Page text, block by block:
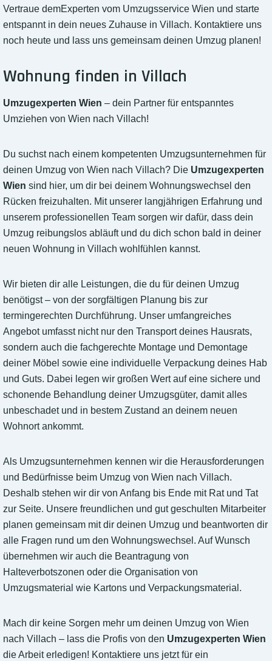
Vertraue demExperten vom Umzugsservice Wien und starte
entspannt in dein neues Zuhause in Villach. Kontaktiere uns
noch heute und lass uns gemeinsam deinen Umzug planen!
Wohnung finden in Villach
Umzugexperten Wien – dein Partner für entspanntes
Umziehen von Wien nach Villach!
Du suchst nach einem kompetenten Umzugsunternehmen für
deinen Umzug von Wien nach Villach? Die Umzugexperten
Wien sind hier, um dir bei deinem Wohnungswechsel den
Rücken freizuhalten. Mit unserer langjährigen Erfahrung und
unserem professionellen Team sorgen wir dafür, dass dein
Umzug reibungslos abläuft und du dich schon bald in deiner
neuen Wohnung in Villach wohlfühlen kannst.
Wir bieten dir alle Leistungen, die du für deinen Umzug
benötigst – von der sorgfältigen Planung bis zur
termingerechten Durchführung. Unser umfangreiches
Angebot umfasst nicht nur den Transport deines Hausrats,
sondern auch die fachgerechte Montage und Demontage
deiner Möbel sowie eine individuelle Verpackung deines Hab
und Guts. Dabei legen wir großen Wert auf eine sichere und
schonende Behandlung deiner Umzugsgüter, damit alles
unbeschadet und in bestem Zustand an deinem neuen
Wohnort ankommt.
Als Umzugsunternehmen kennen wir die Herausforderungen
und Bedürfnisse beim Umzug von Wien nach Villach.
Deshalb stehen wir dir von Anfang bis Ende mit Rat und Tat
zur Seite. Unsere freundlichen und gut geschulten Mitarbeiter
planen gemeinsam mit dir deinen Umzug und beantworten dir
alle Fragen rund um den Wohnungswechsel. Auf Wunsch
übernehmen wir auch die Beantragung von
Halteverbotszonen oder die Organisation von
Umzugsmaterial wie Kartons und Verpackungsmaterial.
Mach dir keine Sorgen mehr um deinen Umzug von Wien
nach Villach – lass die Profis von den Umzugexperten Wien
die Arbeit erledigen! Kontaktiere uns jetzt für ein